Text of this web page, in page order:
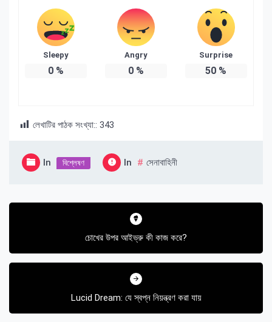
Sleepy
0%
Angry
0%
Surprise
50 %
লেখাটির পাঠক সংখ্যা:: 343
In বিশ্লেষণ In সেনাবাহিনী
Post
চোখের উপর আইভ্রু কী কাজ করে?
Lucid Dream: যে স্বপ্ন নিয়ন্ত্রণ করা যায়